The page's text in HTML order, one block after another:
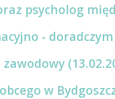
psycholog
- doradczym
w